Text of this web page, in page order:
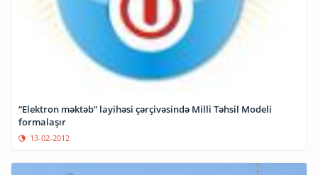
“Elektron məktəb” layihəsi çərçivəsində Milli Təhsil Modeli
formalaşır
13-02-2012